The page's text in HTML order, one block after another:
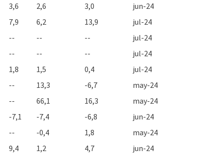
3,6 2,6 3,0
jun-24
7,9 6,2 13,9
jul-24
-- -- --
jul-24
-- -- --
jul-24
1,8 1,5 0,4
jul-24
-- 13,3 -6,7
may-24
-- 66,1 16,3
may-24
-7,1 -7,4 -6,8
jun-24
-- -0,4 1,8
may-24
9,4 1,2 4,7
jun-24